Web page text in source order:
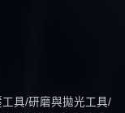
具/研磨與拋光工具/